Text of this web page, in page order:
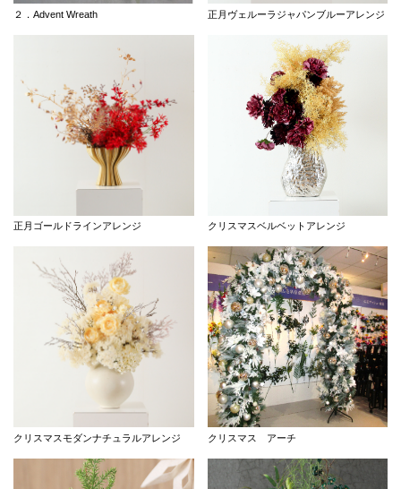
２．Advent Wreath 正月ヴェルーラジャパンブルーアレンジ
正月ゴールドラインアレンジ クリスマスベルベットアレンジ
クリスマスモダンナチュラルアレンジ クリスマス アーチ